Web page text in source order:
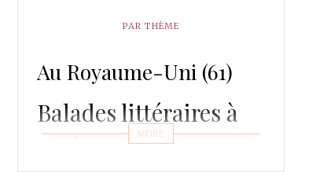
PAR THÈME
Au Royaume-Uni (61)
Balades littéraires à
Paris 1900-1945(90)
MORE